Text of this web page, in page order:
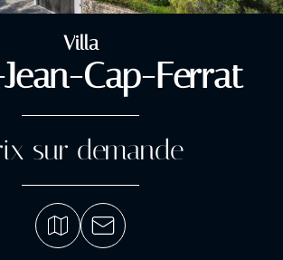
Villa
Cap-Ferrat
sur demande